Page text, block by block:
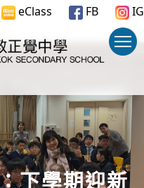
eClass FB IG
下學期迎新